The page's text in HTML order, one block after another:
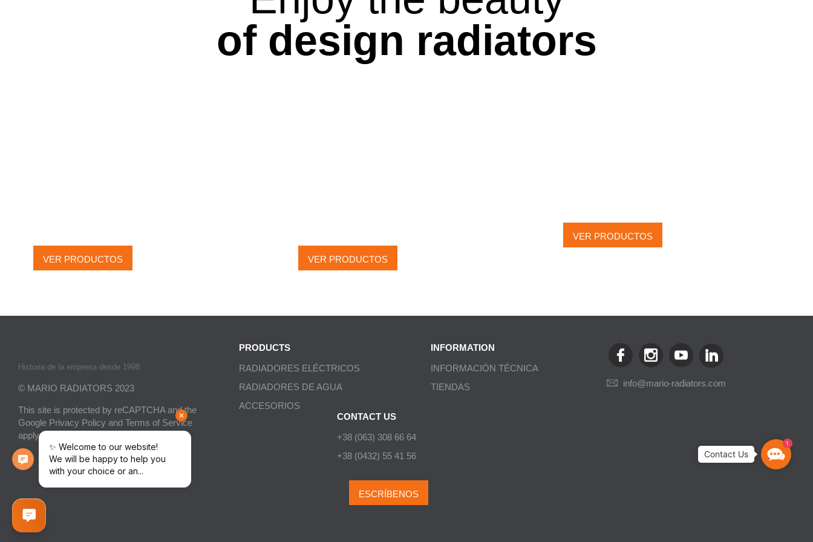
of design radiators
VER PRODUCTOS VER PRODUCTOS
VER PRODUCTOS
Historia de la empresa desde 1998
© MARIO RADIATORS 2023
This site is protected by reCAPTCHA and the
Google Privacy Policy and Terms of Service
apply.
PRODUCTS
RADIADORES ELÉCTRICOS
RADIADORES DE AGUA
ACCESORIOS
INFORMATION
INFORMACIÓN TÉCNICA
TIENDAS
CONTACT US
+38 (063) 308 66 64
+38 (0432) 55 41 56
ESCRÍBENOS
info@mario-radiators.com
Contact
Us
1